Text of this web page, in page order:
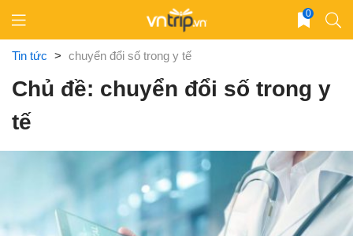
content
0
Tin tức > chuyển đổi số trong y tế
Chủ đề: chuyển đổi số trong y
tế